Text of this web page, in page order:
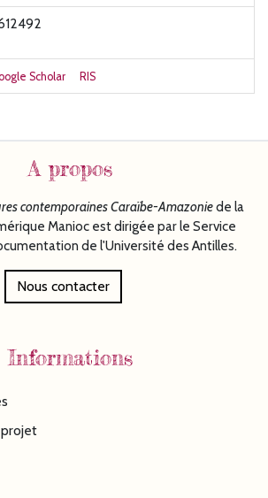
Scholar RIS
A propos
contemporaines Caraïbe-Amazoniede la
Manioc est dirigée par le Service
de l'Université des Antilles.
Nous contacter
Informations